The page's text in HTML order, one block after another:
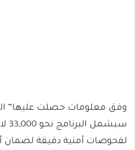
وفق معلومات حصلت عليها”
لفحوصات أمنية دقيقة لضمان